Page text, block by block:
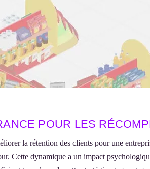
POUR LES
la rétention des clients pour une
Cette dynamique a un impact